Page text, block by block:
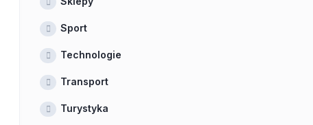
Sport
Technologie
Transport
Turystyka